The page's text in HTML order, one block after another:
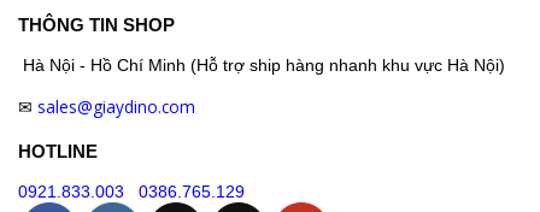
THÔNG TIN SHOP
Hà Nội - Hồ Chí Minh (Hỗ trợ ship hàng nhanh khu vực Hà Nội)
✉ sales@giaydino.com
HOTLINE
0921.833.003 0386.765.129